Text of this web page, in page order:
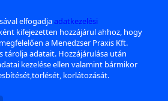
elfogadjaadatkezelési
kifejezetten hozzájárul ahhoz, hogy
a Menedzser Praxis Kft.
tárolja adatait. Hozzájárulása után
kezelése ellen valamint bármikor
korlátozását.